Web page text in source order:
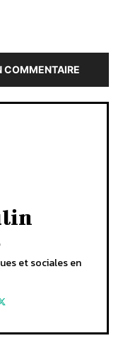
COMMENTAIRE
et sociales en